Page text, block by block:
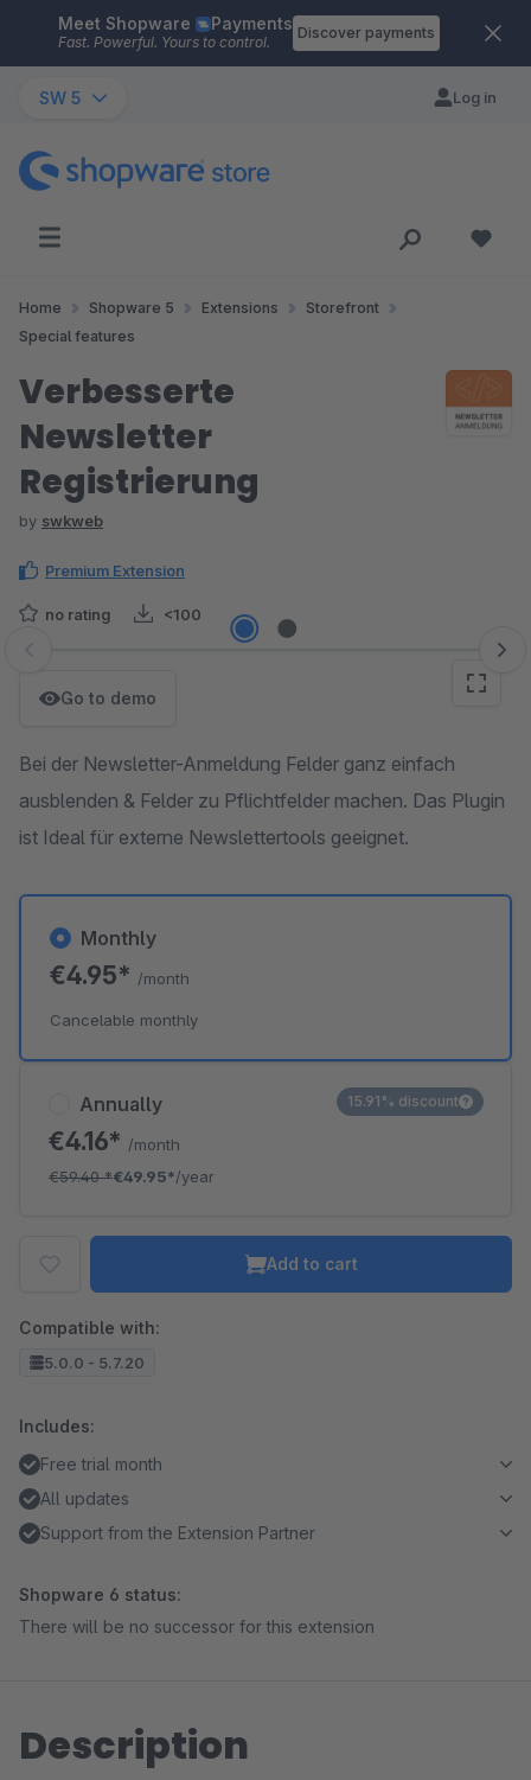
Skip to main content
Meet Shopware Payments
Fast. Powerful. Yours to control.
Discover payments
SW 5 Log in
Home Shopware 5 Extensions
Storefront
Special features
Verbesserte
Newsletter
Registrierung
by swkweb
Premium Extension
no rating <100
Skip image gallery
Go to demo
Bei der Newsletter-Anmeldung Felder ganz einfach
ausblenden & Felder zu Pflichtfelder machen. Das Plugin
ist Ideal für externe Newslettertools geeignet.
Annually
€4.16* /month
€59.40*€49.95*/year
15.91% discount
Monthly
€4.95* /month
Cancelable monthly
Add to cart
Compatible with:
5.0.0 - 5.7.20
Includes:
Free trial month
All updates
Support from the Extension Partner
Shopware 6 status:
There will be no successor for this extension
Description